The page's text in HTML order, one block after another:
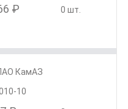
₽ 0 шт.
КамАЗ
10